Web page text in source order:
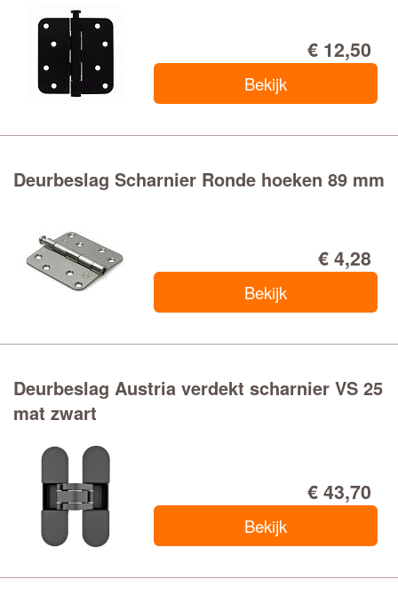
€ 12,50
Bekijk
Deurbeslag Scharnier Ronde hoeken 89 mm
€ 4,28
Bekijk
Deurbeslag Austria verdekt scharnier VS 25
mat zwart
€ 43,70
Bekijk